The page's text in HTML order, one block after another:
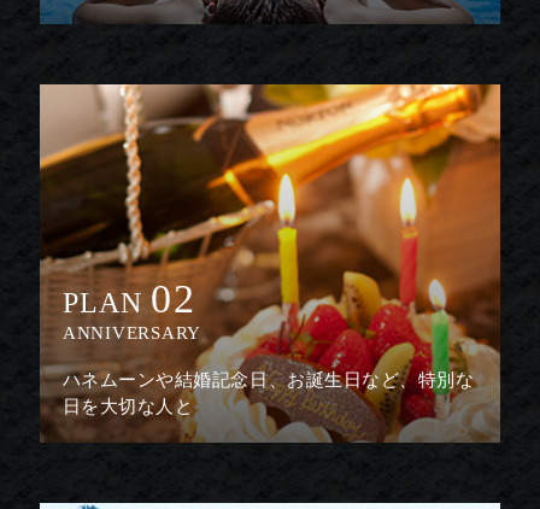
PLAN 02
ANNIVERSARY
ハネムーンや結婚記念日、お誕生日など、特別な
日を大切な人と